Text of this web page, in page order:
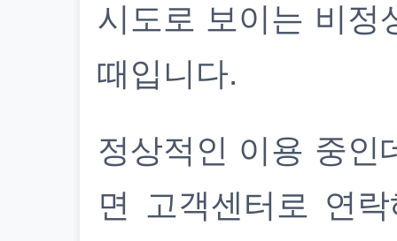
시도로 보이는 비정
때입니다.
정상적인 이용 중인
면 고객센터로 연